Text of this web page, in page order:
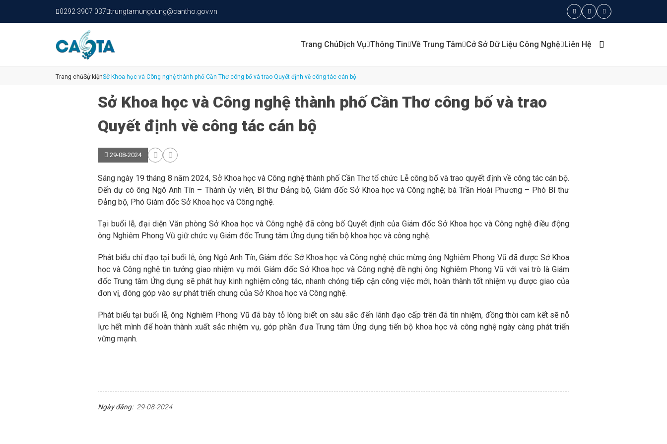
0292 3907 037 trungtamungdung@cantho.gov.vn
Trang ChủDịch Vụ Thông Tin Về Trung Tâm Cở Sở Dữ Liệu Công Nghệ Liên Hệ
Trang chủSự kiệnSở Khoa học và Công nghệ thành phố Cần Thơ công bố và trao Quyết định về công tác cán bộ
Sở Khoa học và Công nghệ thành phố Cần Thơ công bố và trao
Quyết định về công tác cán bộ
29-08-2024
Sáng ngày 19 tháng 8 năm 2024, Sở Khoa học và Công nghệ thành phố Cần Thơ tổ chức Lễ công bố và trao quyết định về công tác cán bộ.
Đến dự có ông Ngô Anh Tín – Thành ủy viên, Bí thư Đảng bộ, Giám đốc Sở Khoa học và Công nghệ; bà Trần Hoài Phương – Phó Bí thư
Đảng bộ, Phó Giám đốc Sở Khoa học và Công nghệ.
Tại buổi lễ, đại diện Văn phòng Sở Khoa học và Công nghệ đã công bố Quyết định của Giám đốc Sở Khoa học và Công nghệ điều động
ông Nghiêm Phong Vũ giữ chức vụ Giám đốc Trung tâm Ứng dụng tiến bộ khoa học và công nghệ.
Phát biểu chỉ đạo tại buổi lễ, ông Ngô Anh Tín, Giám đốc Sở Khoa học và Công nghệ chúc mừng ông Nghiêm Phong Vũ đã được Sở Khoa
học và Công nghệ tin tưởng giao nhiệm vụ mới. Giám đốc Sở Khoa học và Công nghệ đề nghị ông Nghiêm Phong Vũ với vai trò là Giám
đốc Trung tâm Ứng dụng sẽ phát huy kinh nghiệm công tác, nhanh chóng tiếp cận công việc mới, hoàn thành tốt nhiệm vụ được giao của
đơn vị, đóng góp vào sự phát triển chung của Sở Khoa học và Công nghệ.
Phát biểu tại buổi lễ, ông Nghiêm Phong Vũ đã bày tỏ lòng biết ơn sâu sắc đến lãnh đạo cấp trên đã tín nhiệm, đồng thời cam kết sẽ nỗ
lực hết mình để hoàn thành xuất sắc nhiệm vụ, góp phần đưa Trung tâm Ứng dụng tiến bộ khoa học và công nghệ ngày càng phát triển
vững mạnh.
Ngày đăng: 29-08-2024